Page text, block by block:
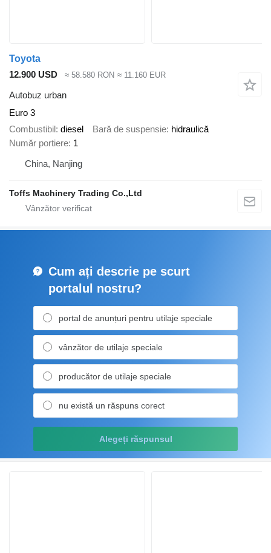
Toyota
12.900 USD
≈ 58.580 RON ≈ 11.160 EUR
Autobuz urban
Euro 3
Combustibil diesel Bară de suspensie hidraulică
Număr portiere 1
China, Nanjing
Toffs Machinery Trading Co.,Ltd
Cum ați descrie pe scurt
portalul nostru?
portal de anunțuri pentru utilaje speciale
vânzător de utilaje speciale
producător de utilaje speciale
nu există un răspuns corect
Alegeți răspunsul